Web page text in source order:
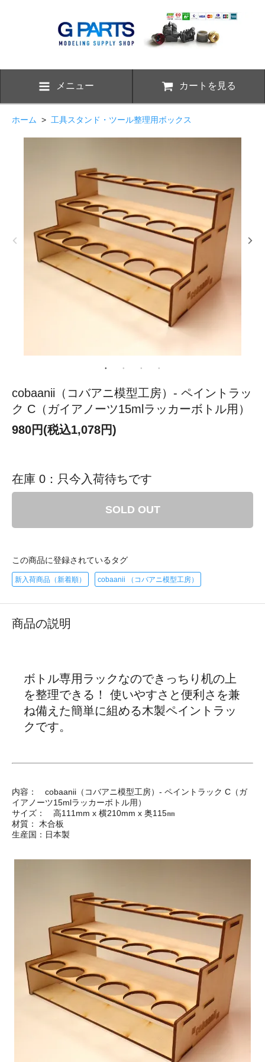
メニュー カートを見る
ホーム > 工具スタンド・ツール整理用ボックス
cobaanii（コバアニ模型工房）- ペイントラッ
ク C（ガイアノーツ15mlラッカーボトル用）
980円(税込1,078円)
在庫 0：只今入荷待ちです
SOLD OUT
この商品に登録されているタグ
新入荷商品（新着順） cobaanii （コバアニ模型工房）
商品の説明
ボトル専用ラックなのできっちり机の上
を整理できる！ 使いやすさと便利さを兼
ね備えた簡単に組める木製ペイントラッ
クです。
内容： cobaanii（コバアニ模型工房）- ペイントラック C（ガ
イアノーツ15mlラッカーボトル用）
サイズ： 高111mm x 横210mm x 奥115㎜
材質： 木合板
生産国：日本製